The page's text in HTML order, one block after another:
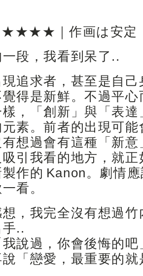
｜作画は安定
段，我看到呆了..
追求者，甚至是自
得是新鮮。不過平
，「創新」與「表
元素。前者的出現可
想過會有這種「新
引我看的地方，就
作的 Kanon。劇情
看。
，我完全沒有想過
..
說過，你會後悔的
「戀愛，最重要的